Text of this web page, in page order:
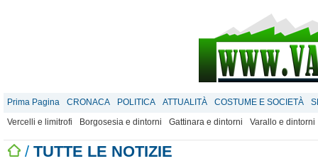
Prima Pagina CRONACA POLITICA ATTUALITÀ COSTUME E SOCIETÀ
Vercelli e limitrofi
Borgosesia e dintorni Gattinara e dintorni Varallo e dintorni
/ TUTTE LE NOTIZIE